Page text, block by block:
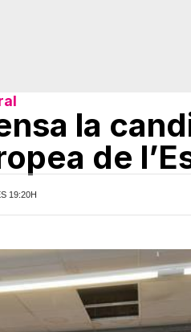
la
de
19:20H